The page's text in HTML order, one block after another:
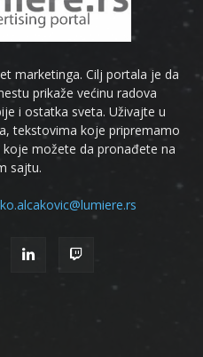
marketinga. Cilj portala je da
prikaže većinu radova
i ostatka sveta. Uživajte u
tekstovima koje pripremamo
možete da pronađete na
sajtu.